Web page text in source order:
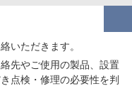
いただきます。
先やご使用の製品、設置
点検・修理の必要性を判